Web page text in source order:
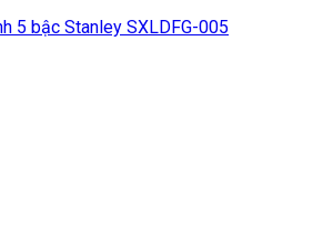
5 bậc Stanley SXLDFG-005